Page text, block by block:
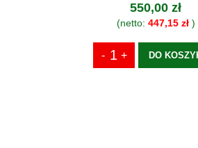
550,00 zł
(netto: 447,15 zł)
DO